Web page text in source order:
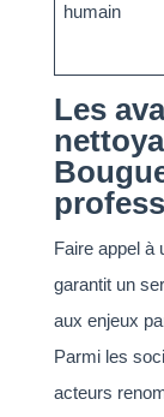
humain
Les
Faire appel à
garantit un
aux enjeux
Parmi les
acteurs